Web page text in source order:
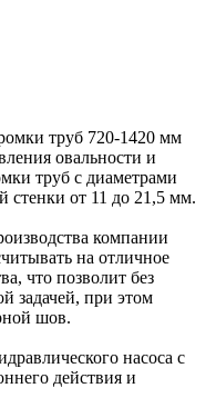
труб 720-1420 мм
овальности и
труб с диаметрами
стенки от 11 до 21,5 мм.
компании
на отличное
что позволит без
задачей, при этом
шов.
насоса с
действия и